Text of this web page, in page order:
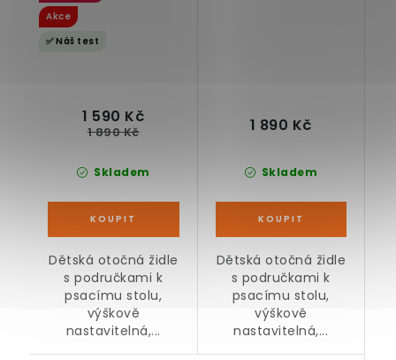
Akce
✅ Náš test
Skladem
1 590 Kč
1 890 Kč
Dětská otočná židle
s područkami k
psacímu stolu,
výškově
nastavitelná,...
Skladem
1 890 Kč
Dětská otočná židle
s područkami k
psacímu stolu,
výškově
nastavitelná,...